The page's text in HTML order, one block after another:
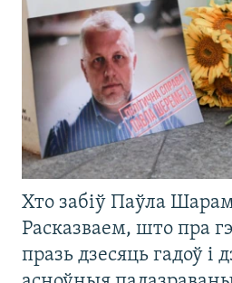
Хто забіў Паўла
Расказваем, што пра
празь дзесяць гадоў і